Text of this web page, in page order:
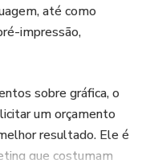
até como
impressão,
sobre gráfica, o
um orçamento
resultado. Ele é
que costumam